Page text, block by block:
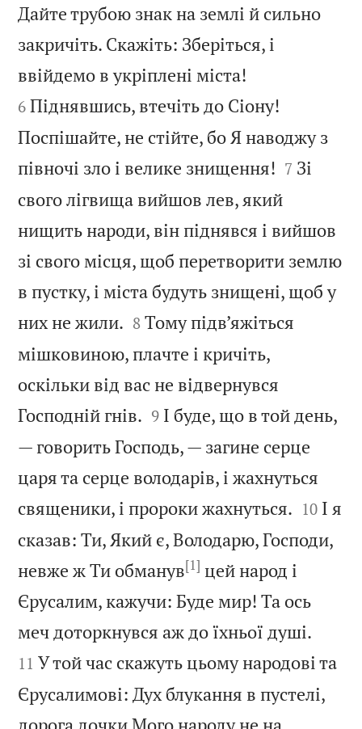
Дайте трубою знак на землі й сильно
закричіть. Скажіть: Зберіться, і
ввійдемо в укріплені міста!
6 Піднявшись, втечіть до Сіону!
Поспішайте, не стійте, бо Я наводжу з
півночі зло і велике знищення! 

7 Зі
свого лігвища вийшов лев, який
нищить народи, він піднявся і вийшов
зі свого місця, щоб перетворити землю
в пустку, і міста будуть знищені, щоб у
них не жили. 

8 Тому підв’яжіться
мішковиною, плачте і кричіть,
оскільки від вас не відвернувся
Господній гнів. 

9 І буде, що в той день,
— говорить Господь, — загине серце
царя та серце володарів, і жахнуться
священики, і пророки жахнуться. 

10 І я
сказав: Ти, Який є, Володарю, Господи,
невже ж Ти обманув[1] цей народ і
Єрусалим, кажучи: Буде мир! Та ось
меч доторкнувся аж до їхньої душі.
11 У той час скажуть цьому народові та
Єрусалимові: Дух блукання в пустелі,
дорога дочки Мого народу не на